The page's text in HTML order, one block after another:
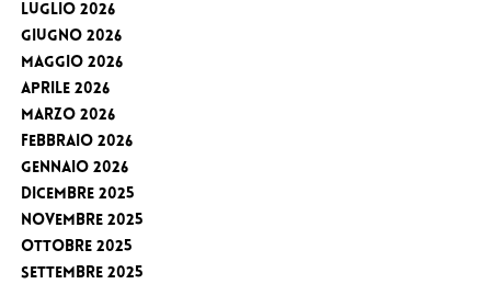
Luglio 2026
Giugno 2026
Maggio 2026
Aprile 2026
Marzo 2026
Febbraio 2026
Gennaio 2026
Dicembre 2025
Novembre 2025
Ottobre 2025
Settembre 2025